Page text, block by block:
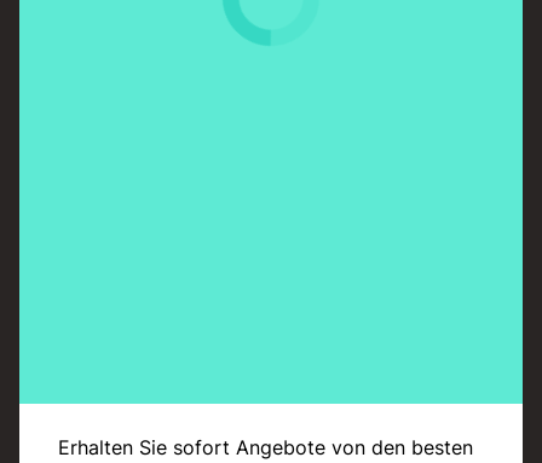
Erhalten Sie sofort Angebote von den besten